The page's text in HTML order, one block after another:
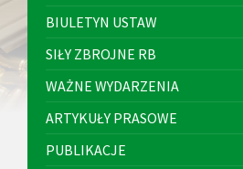
BIULETYN USTAW
SIŁY ZBROJNE RB
WAŻNE WYDARZENIA
ARTYKUŁY PRASOWE
PUBLIKACJE